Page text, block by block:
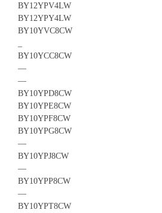
BY12YPV4LW
BY12YPY4LW
BY10YVC8CW
BY10YCC8CW
—
—
BY10YPD8CW
BY10YPE8CW
BY10YPF8CW
BY10YPG8CW
—
BY10YPJ8CW
—
BY10YPP8CW
—
BY10YPT8CW